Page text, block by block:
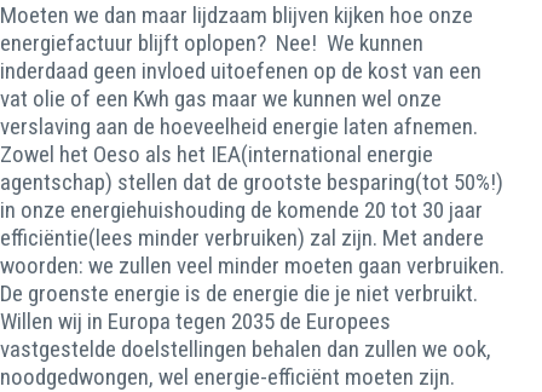
Moeten we dan maar lijdzaam blijven kijken hoe onze
energiefactuur blijft oplopen? Nee! We kunnen
inderdaad geen invloed uitoefenen op de kost van een
vat olie of een Kwh gas maar we kunnen wel onze
verslaving aan de hoeveelheid energie laten afnemen.
Zowel het Oeso als het IEA(international energie
agentschap) stellen dat de grootste besparing(tot 50%!)
in onze energiehuishouding de komende 20 tot 30 jaar
efficiëntie(lees minder verbruiken) zal zijn. Met andere
woorden: we zullen veel minder moeten gaan verbruiken.
De groenste energie is de energie die je niet verbruikt.
Willen wij in Europa tegen 2035 de Europees
vastgestelde doelstellingen behalen dan zullen we ook,
noodgedwongen, wel energie-efficiënt moeten zijn.